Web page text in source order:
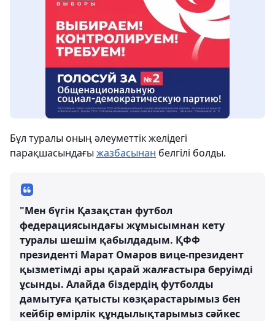
Бұл туралы оның әлеуметтік желідегі
парақшасындағы жазбасынан белгілі болды.
"Мен бүгін Қазақстан футбол
федерациясындағы жұмысымнан кету
туралы шешім қабылдадым. ҚФФ
президенті Марат Омаров вице-президент
қызметімді ары қарай жалғастыра беруімді
ұсынды. Алайда біздердің футболды
дамытуға қатысты көзқарастарымыз бен
кейбір өмірлік құндылықтарымыз сәйкес